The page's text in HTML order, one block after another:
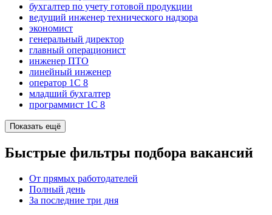
бухгалтер по учету готовой продукции
ведущий инженер технического надзора
экономист
генеральный директор
главный операционист
инженер ПТО
линейный инженер
оператор 1С 8
младший бухгалтер
программист 1C 8
Показать ещё
Быстрые фильтры подбора вакансий
От прямых работодателей
Полный день
За последние три дня